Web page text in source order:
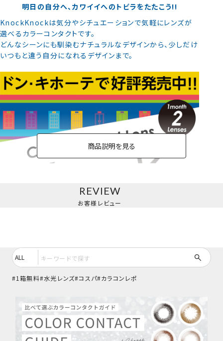
明日の自分へ、カワイイへのトビラをたたこう!!
KnockKnockは気分やシチュエーションで気軽にレンズが
選べるカラーコンタクトです。
どんなシーンにも馴染むナチュラルなデザインから、少しだけ
いつもと違う自分になれるデザインまで。
商品説明を見る
REVIEW
お客様レビュー
1箱無料 水光レンズ コスパ カラコンレポ